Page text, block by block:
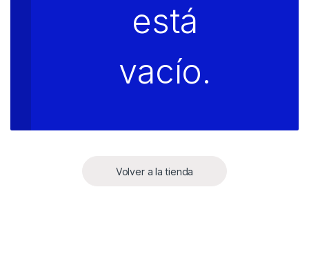
está
vacío.
Volver a la tienda